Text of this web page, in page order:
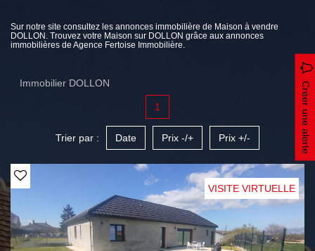
Sur notre site consultez les annonces immobilière de Maison à vendre
DOLLON. Trouvez votre Maison sur DOLLON grâce aux annonces
immobilières de Agence Fertoise Immobilière.
Immobilier DOLLON Créer une alerte
1
Trier par : Date Prix -/+ Prix +/-
VISITE VIRTUELLE